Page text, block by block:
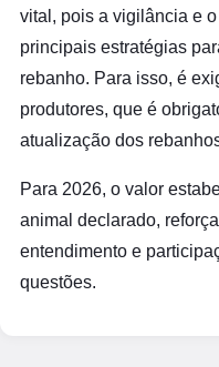
vital, pois a vigilância e
principais estratégias
rebanho. Para isso, é
produtores, que é
atualização dos
Para 2026, o valor
animal declarado,
entendimento e
questões.